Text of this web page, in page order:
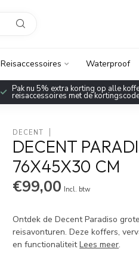
Reisaccessoires Waterproof
Pak nu 5% extra korting op alle
reisaccessoires met de
DECENT
DECENT
76X45X30 CM
€99,00 Incl. btw
Ontdek de Decent Paradiso
reisavonturen. Deze koffers,
en functionaliteitLees meer.